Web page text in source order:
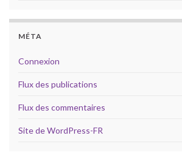
MÉTA
Connexion
Flux des publications
Flux des commentaires
Site de WordPress-FR